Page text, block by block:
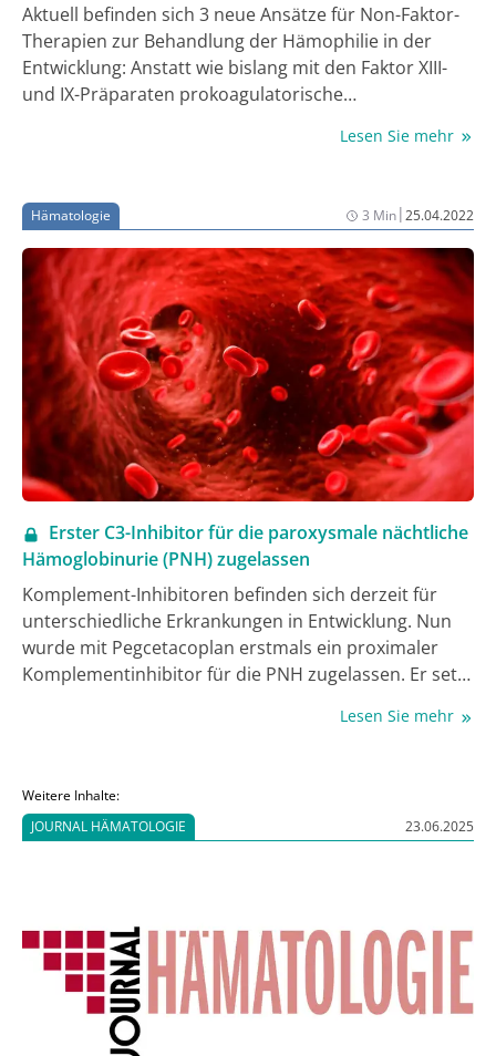
Aktuell befinden sich 3 neue Ansätze für Non-Faktor-
Therapien zur Behandlung der Hämophilie in der
Entwicklung: Anstatt wie bislang mit den Faktor XIII-
und IX-Präparaten prokoagulatorische
mit unterschiedlichen Ansätzen verschiedene
sowohl für die Hämophilie A als auch für die
Hämophilie B gentherapeutische Optionen in den
Startlöchern.
Lesen Sie mehr
Hämatologie 3 Min|25.04.2022
Erster C3-Inhibitor für die paroxysmale nächtliche
Hämoglobinurie (PNH) zugelassen
Komplement-Inhibitoren befinden sich derzeit für
unterschiedliche Erkrankungen in Entwicklung. Nun
wurde mit Pegcetacoplan erstmals ein proximaler
Komplementinhibitor für die PNH zugelassen. Er setzt
angewendet werden, die trotz Behandlung mit einem
Lesen Sie mehr
Weitere Inhalte:
JOURNAL HÄMATOLOGIE
23.06.2025